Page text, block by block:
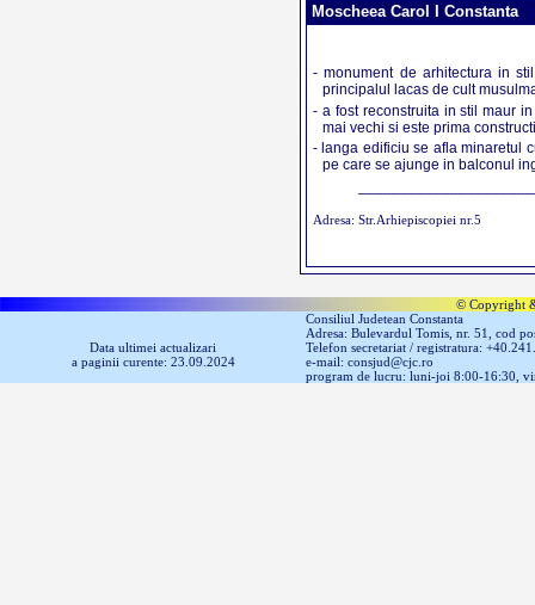
Moscheea Carol I Constanta
- monument de arhitectura in
principalul lacas de cult
- a fost reconstruita in stil maur
mai vechi si este prima
- langa edificiu se afla minaretul
pe care se ajunge in balconul
Adresa: Str.Arhiepiscopiei nr.5
© Copyright
Data ultimei actualizari
a paginii curente: 23.09.2024
Consiliul Judetean Constanta
Adresa: Bulevardul Tomis, nr. 51, cod
Telefon secretariat / registratura:
e-mail: consjud@cjc.ro
program de lucru: luni-joi 8:00-16:30,